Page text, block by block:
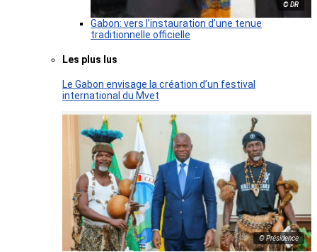
© DR
Gabon: vers l’instauration d’une tenue
traditionnelle officielle
Les plus lus
Le Gabon envisage la création d’un festival
international du Mvet
© Présidence